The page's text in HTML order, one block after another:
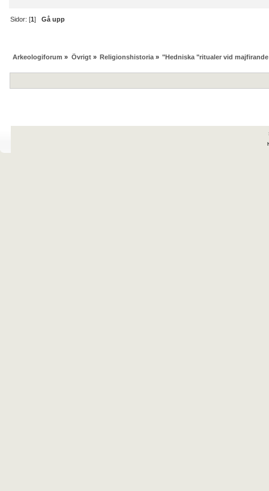
Sidor: [1]Gå upp
Arkeologiforum » Övrigt» Religionshistoria» "Hedniska "ritualer vid